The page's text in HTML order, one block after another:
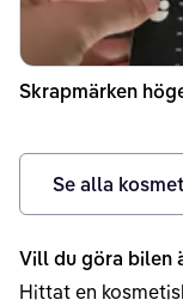
Skrapmärken
Se alla
Vill du göra bilen
Hittat en